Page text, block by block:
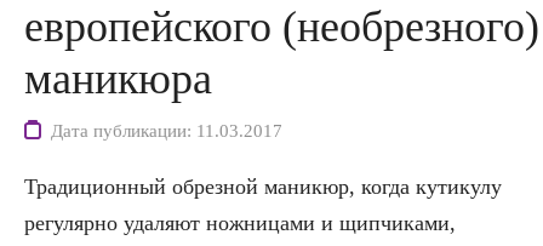
европейского (необрезного)
маникюра
Дата публикации: 11.03.2017
Традиционный обрезной маникюр, когда кутикулу
регулярно удаляют ножницами и щипчиками,